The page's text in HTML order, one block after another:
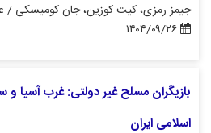
جیمز رمزی، کیت کوزین، جان کومیسکی /
بازیگران مسلح غیر دولتی: غرب
اسلامی ایران